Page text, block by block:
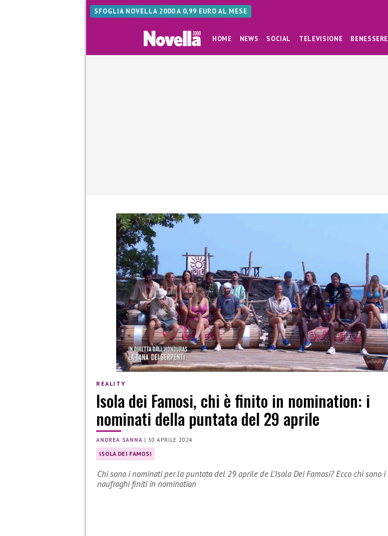
SFOGLIA NOVELLA 2000 A 0,99 EURO AL MESE
HOME NEWS SOCIAL TELEVISIONE BENESSERE
REALITY
Isola dei Famosi, chi è finito in nomination: i
nominati della puntata del 29 aprile
ANDREA SANNA |30 APRILE 2024
ISOLA DEI FAMOSI
Chi sono i nominati per la puntata del 29 aprile de L’Isola Dei Famosi? Ecco chi sono i
naufraghi finiti in nomination